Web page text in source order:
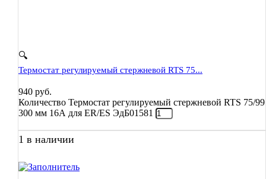
🔍
Термостат регулируемый стержневой RTS 75...
940 руб.
Количество Термостат регулируемый стержневой RTS 75/99
300 мм 16А для ER/ES ЭдБ01581
1 в наличии